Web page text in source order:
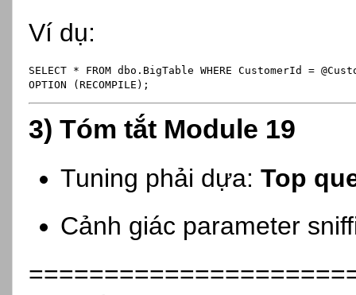
Ví dụ:
SELECT * FROM dbo.BigTable WHERE CustomerId =
OPTION (RECOMPILE);
3) Tóm tắt Module 19
Tuning phải dựa: Top
Cảnh giác parameter